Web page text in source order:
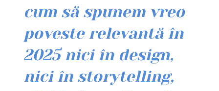
cum să spunem vreo
poveste relevantă în
2025 nici în design,
nici în storytelling,